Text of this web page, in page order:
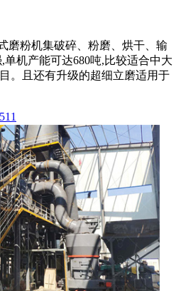
磨粉机集破碎、粉磨、烘干、输
机产能可达680吨,比较适合中大
。且还有升级的超细立磨适用于